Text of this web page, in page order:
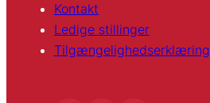
Kontakt
Ledige stillinger
Tilgængelighedserklæring